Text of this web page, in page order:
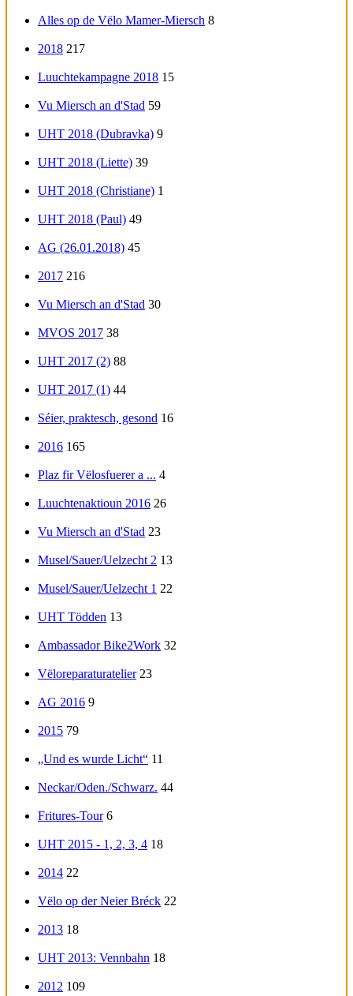
Alles op de Vëlo Mamer-Miersch 8
2018 217
Luuchtekampagne 2018 15
Vu Miersch an d'Stad 59
UHT 2018 (Dubravka) 9
UHT 2018 (Liette) 39
UHT 2018 (Christiane) 1
UHT 2018 (Paul) 49
AG (26.01.2018) 45
2017 216
Vu Miersch an d'Stad 30
MVOS 2017 38
UHT 2017 (2) 88
UHT 2017 (1) 44
Séier, praktesch, gesond 16
2016 165
Plaz fir Vëlosfuerer a ... 4
Luuchtenaktioun 2016 26
Vu Miersch an d'Stad 23
Musel/Sauer/Uelzecht 2 13
Musel/Sauer/Uelzecht 1 22
UHT Tödden 13
Ambassador Bike2Work 32
Vëloreparaturatelier 23
AG 2016 9
2015 79
„Und es wurde Licht“ 11
Neckar/Oden./Schwarz. 44
Fritures-Tour 6
UHT 2015 - 1, 2, 3, 4 18
2014 22
Vëlo op der Neier Bréck 22
2013 18
UHT 2013: Vennbahn 18
2012 109